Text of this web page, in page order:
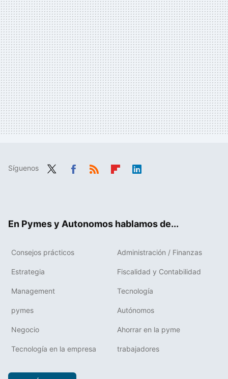
Síguenos
En Pymes y Autonomos hablamos de...
Consejos prácticos Administración / Finanzas
Estrategia Fiscalidad y Contabilidad
Management Tecnología
pymes Autónomos
Negocio Ahorrar en la pyme
Tecnología en la empresa trabajadores